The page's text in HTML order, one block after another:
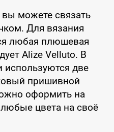
можете связать
Для вязания
любая плюшевая
Alize Velluto. В
две
пришивной
оформить на
цвета на своё